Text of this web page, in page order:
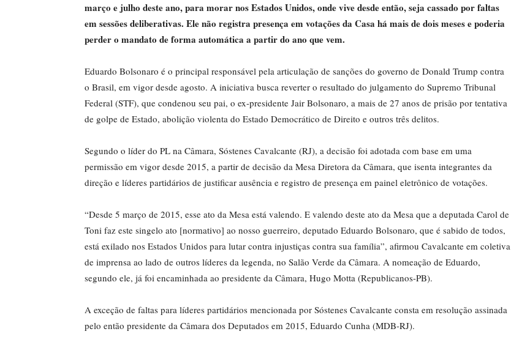
março e julho deste ano, para morar nos Estados Unidos, onde vive desde então, seja cassado por faltas
em sessões deliberativas. Ele não registra presença em votações da Casa há mais de dois meses e poderia
perder o mandato de forma automática a partir do ano que vem.
Eduardo Bolsonaro é o principal responsável pela articulação de sanções do governo de Donald Trump contra
o Brasil, em vigor desde agosto. A iniciativa busca reverter o resultado do julgamento do Supremo Tribunal
Federal (STF), que condenou seu pai, o ex-presidente Jair Bolsonaro, a mais de 27 anos de prisão por tentativa
de golpe de Estado, abolição violenta do Estado Democrático de Direito e outros três delitos.
Segundo o líder do PL na Câmara, Sóstenes Cavalcante (RJ), a decisão foi adotada com base em uma
permissão em vigor desde 2015, a partir de decisão da Mesa Diretora da Câmara, que isenta integrantes da
direção e líderes partidários de justificar ausência e registro de presença em painel eletrônico de votações.
“Desde 5 março de 2015, esse ato da Mesa está valendo. E valendo deste ato da Mesa que a deputada Carol de
Toni faz este singelo ato [normativo] ao nosso guerreiro, deputado Eduardo Bolsonaro, que é sabido de todos,
está exilado nos Estados Unidos para lutar contra injustiças contra sua família”, afirmou Cavalcante em coletiva
de imprensa ao lado de outros líderes da legenda, no Salão Verde da Câmara. A nomeação de Eduardo,
segundo ele, já foi encaminhada ao presidente da Câmara, Hugo Motta (Republicanos-PB).
A exceção de faltas para líderes partidários mencionada por Sóstenes Cavalcante consta em resolução assinada
pelo então presidente da Câmara dos Deputados em 2015, Eduardo Cunha (MDB-RJ).